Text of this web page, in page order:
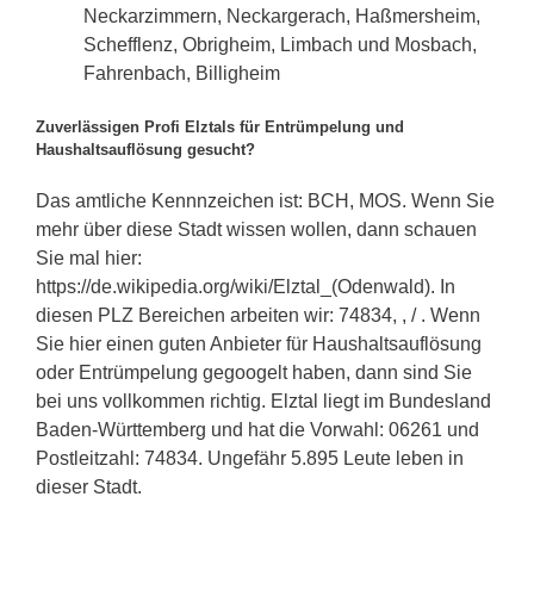
Neckarzimmern, Neckargerach, Haßmersheim,
Schefflenz, Obrigheim, Limbach und Mosbach,
Fahrenbach, Billigheim
Zuverlässigen Profi Elztals für Entrümpelung und
Haushaltsauflösung gesucht?
Das amtliche Kennnzeichen ist: BCH, MOS. Wenn Sie
mehr über diese Stadt wissen wollen, dann schauen
Sie mal hier:
https://de.wikipedia.org/wiki/Elztal_(Odenwald). In
diesen PLZ Bereichen arbeiten wir: 74834, , / . Wenn
Sie hier einen guten Anbieter für Haushaltsauflösung
oder Entrümpelung gegoogelt haben, dann sind Sie
bei uns vollkommen richtig. Elztal liegt im Bundesland
Baden-Württemberg und hat die Vorwahl: 06261 und
Postleitzahl: 74834. Ungefähr 5.895 Leute leben in
dieser Stadt.